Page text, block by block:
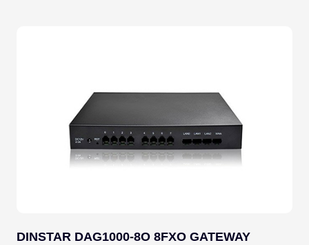
DINSTAR DAG1000-8O 8FXO GATEWAY